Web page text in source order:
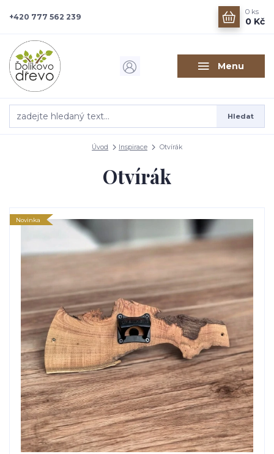
Menu
Hledat
+420 777 562 239
0 ks
0 Kč
Úvod Inspirace Otvírák
Otvírák
Novinka